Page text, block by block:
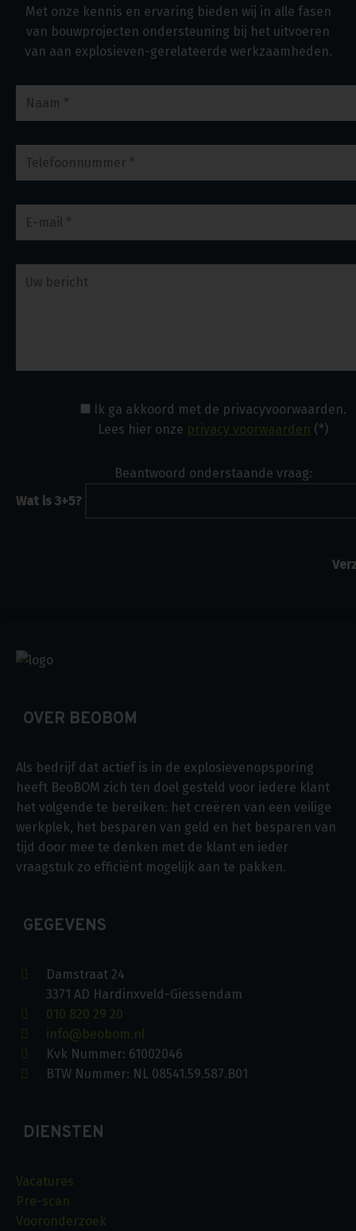
Met onze kennis en ervaring bieden wij in alle fasen
van bouwprojecten ondersteuning bij het uitvoeren
van aan explosieven-gerelateerde werkzaamheden.
Ik ga akkoord met de privacyvoorwaarden.
Lees hier onze privacy voorwaarden (*)
Beantwoord onderstaande vraag:
Wat is 3+5?
OVER BEOBOM
Als bedrijf dat actief is in de explosievenopsporing
heeft BeoBOM zich ten doel gesteld voor iedere klant
het volgende te bereiken: het creëren van een veilige
werkplek, het besparen van geld en het besparen van
tijd door mee te denken met de klant en ieder
vraagstuk zo efficiënt mogelijk aan te pakken.
GEGEVENS
Damstraat 24
3371 AD Hardinxveld-Giessendam
010 820 29 20
info@beobom.nl
Kvk Nummer: 61002046
BTW Nummer: NL 08541.59.587.B01
DIENSTEN
Vacatures
Pre-scan
Vooronderzoek